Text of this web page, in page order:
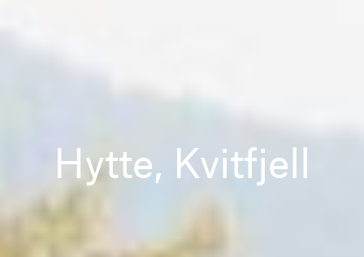
Hytte, Kvitfjell